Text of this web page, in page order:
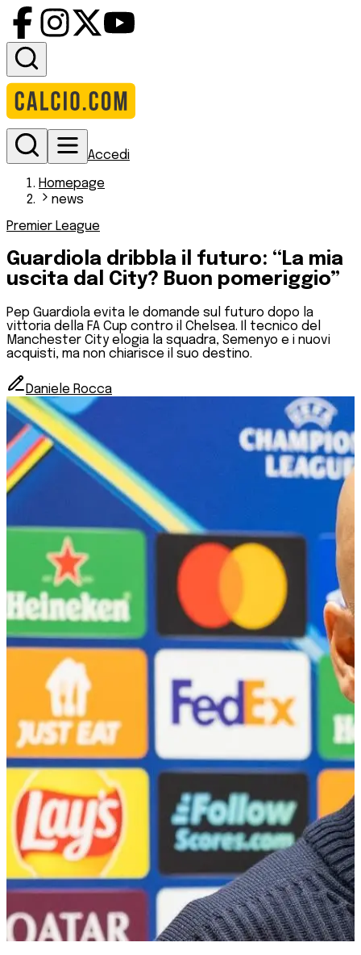
Accedi
Homepage
news
Premier League
Guardiola dribbla il futuro: “La mia
uscita dal City? Buon pomeriggio”
Pep Guardiola evita le domande sul futuro dopo la
vittoria della FA Cup contro il Chelsea. Il tecnico del
Manchester City elogia la squadra, Semenyo e i nuovi
acquisti, ma non chiarisce il suo destino.
Daniele Rocca